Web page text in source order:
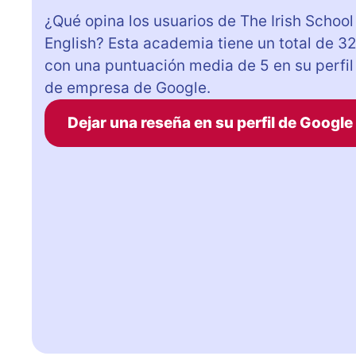
¿Qué opina los usuarios de The Irish
English? Esta academia tiene un total de 32
con una puntuación media de 5 en su perfil
de empresa de Google.
Dejar una reseña en su perfil de Google